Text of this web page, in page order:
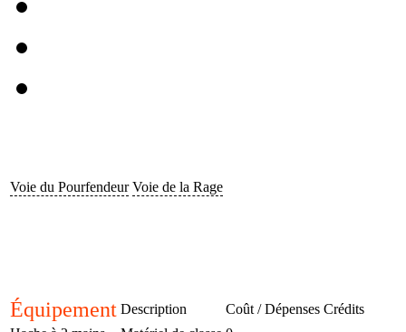
Voie du Pourfendeur Voie de la Rage
Équipement Description Coût / Dépenses Crédits